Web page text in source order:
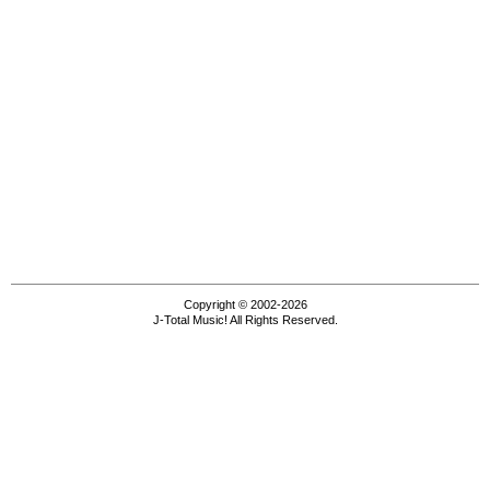
Copyright © 2002-2026
J-Total Music! All Rights Reserved.